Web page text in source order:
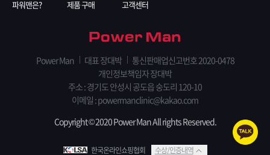
파워맨은? 제품 구매 고객센터
Power Man 대표 장대박
통신판매업신고번호 2020-0478
개인정보책임자 장대박
주소 : 경기도 안성시 공도읍 숭도리 120-10
이메일 : powermanclinic@kakao.com
Copyright © 2020 Power Man All rights Reserved.
한국온라인쇼핑협회 수상/인증내역